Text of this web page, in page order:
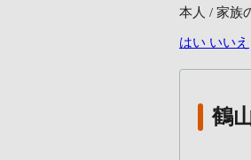
本人 / 家族
はい いいえ
鶴